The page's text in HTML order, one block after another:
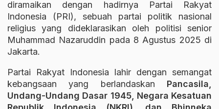
diramaikan dengan hadirnya Partai Rakyat
Indonesia (PRI), sebuah partai politik nasional
religius yang dideklarasikan oleh politisi senior
Muhammad Nazaruddin pada 8 Agustus 2025 di
Jakarta.
Partai Rakyat Indonesia lahir dengan semangat
kebangsaan yang berlandaskan Pancasila,
Undang-Undang Dasar 1945, Negara Kesatuan